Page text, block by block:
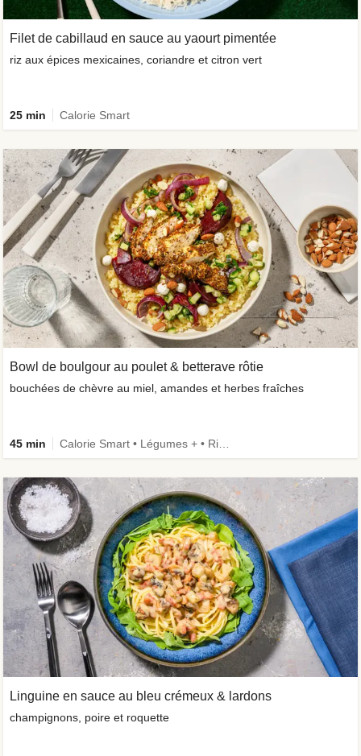
Filet de cabillaud en sauce au yaourt pimentée
riz aux épices mexicaines, coriandre et citron vert
25 min Calorie Smart
Bowl de boulgour au poulet & betterave rôtie
bouchées de chèvre au miel, amandes et herbes fraîches
45 min
Linguine en sauce au bleu crémeux & lardons
champignons, poire et roquette